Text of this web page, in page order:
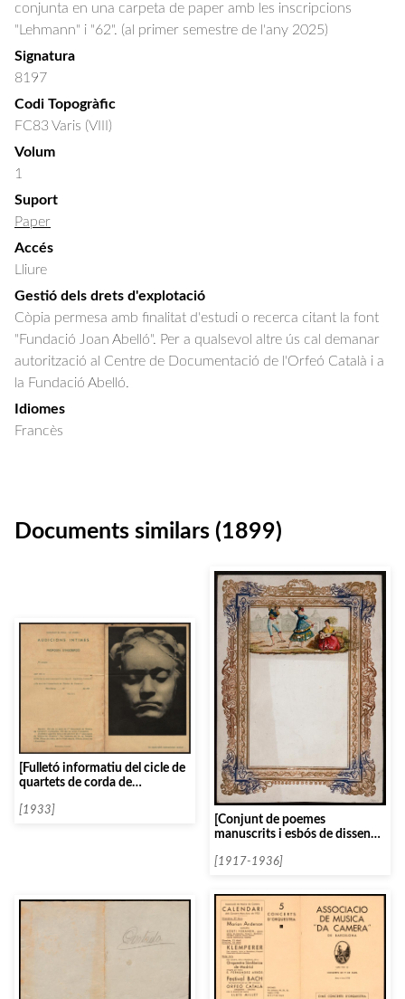
conjunta en una carpeta de paper amb les inscripcions
"Lehmann" i "62". (al primer semestre de l'any 2025)
Signatura
8197
Codi Topogràfic
FC83 Varis (VIII)
Volum
1
Suport
Paper
Accés
Lliure
Gestió dels drets d'explotació
Còpia permesa amb finalitat d'estudi o recerca citant la font
"Fundació Joan Abelló". Per a qualsevol altre ús cal demanar
autorització al Centre de Documentació de l'Orfeó Català i a
la Fundació Abelló.
Idiomes
Francès
Documents similars (1899)
[Fulletó informatiu del cicle de
quartets de corda de
[1933]
[Conjunt de poemes
manuscrits i esbós de disseny
[1917-1936]